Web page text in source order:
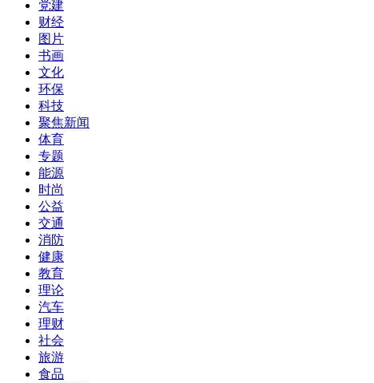
党建
财经
图片
书画
文化
环保
科技
聚焦新闻
体育
专题
能源
时尚
公益
交通
消防
健康
教育
理论
汽车
理财
社会
旅游
食品